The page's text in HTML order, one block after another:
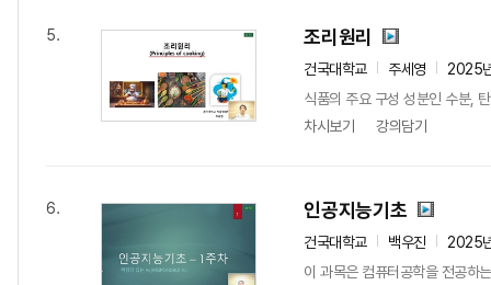
5. 조리원리
건국대학교 주세영
2025
식품의 주요 구성 성분인 수분,
차시보기
강의담기
6. 인공지능기초
건국대학교 백우진
2025
이 과목은 컴퓨터공학을 전공하